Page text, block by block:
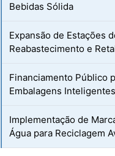
Bebidas Sólida
Expansão de Estações
Reabastecimento e
Financiamento Público
Embalagens Inteligentes
Implementação de
Água para Reciclagem